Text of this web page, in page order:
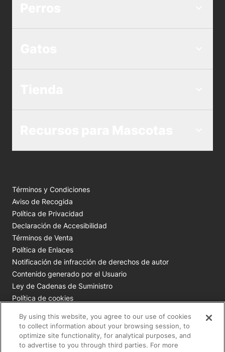
Términos y Condiciones
Aviso de Recogida
Política de Privacidad
Declaración de Accesibilidad
Términos de Venta
Política de Enlaces
Notificación de infracción de derechos de autor
Contenido generado por el Usuario
Ley de Cadenas de Suministro
Política de cookies
Todas las marcas comerciales de Nestlé Purina son
propiedad de Société des Produits Nestlé S.A., Vevey, Suiza
By using this website, you agree to our use of cookies
to collect information about your browsing session, to
optimize site functionality, for analytical purposes, and
to advertise to you through third parties. For more